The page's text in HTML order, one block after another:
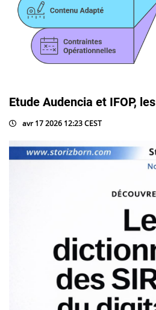
Etude Audencia et IFOP, les
avr 17 2026 12:23 CEST